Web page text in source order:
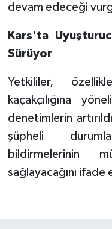
devam edeceği
Kars'ta
Sürüyor
Yetkililer,
kaçakçılığına
denetimlerin
şüpheli
bildirmelerinin
sağlayacağını ifade